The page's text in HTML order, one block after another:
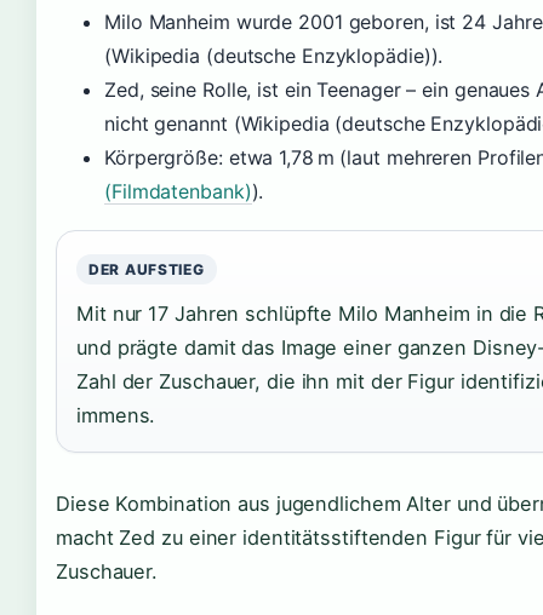
Milo Manheim wurde 2001 geboren, ist 24
(Wikipedia (deutsche Enzyklopädie)).
Zed, seine Rolle, ist ein Teenager – ein
nicht genannt (Wikipedia (deutsche
Körpergröße: etwa 1,78 m (laut mehreren
(Filmdatenbank)).
DER AUFSTIEG
Mit nur 17 Jahren schlüpfte Milo Manheim in die
und prägte damit das Image einer ganzen
Zahl der Zuschauer, die ihn mit der Figur
immens.
Diese Kombination aus jugendlichem Alter und
macht Zed zu einer identitätsstiftenden Figur für
Zuschauer.